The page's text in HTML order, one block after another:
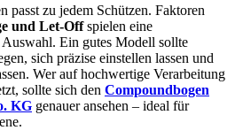
passt zu jedem Schützen. Faktoren
und Let-Offspielen eine
Ein gutes Modell sollte
sich präzise einstellen lassen und
Wer auf hochwertige Verarbeitung
sollte sich den Compoundbogen
KG genauer ansehen – ideal für